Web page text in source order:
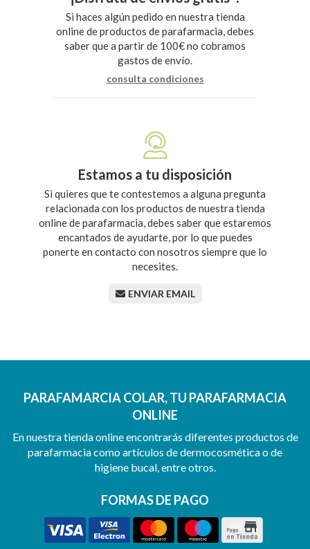
Si haces algún pedido en nuestra tienda
online de productos de parafarmacia, debes
saber que a partir de 100€ no cobramos
gastos de envío.
consulta condiciones
Estamos a tu disposición
Si quieres que te contestemos a alguna pregunta
relacionada con los productos de nuestra tienda
online de parafarmacia, debes saber que estaremos
encantados de ayudarte, por lo que puedes
ponerte en contacto con nosotros siempre que lo
necesites.
ENVIAR EMAIL
PARAFAMARCIA COLAR, TU PARAFARMACIA
ONLINE
En nuestra tienda online encontrarás diferentes productos de
parafarmacia como artículos de dermocosmética o de
higiene bucal, entre otros.
FORMAS DE PAGO